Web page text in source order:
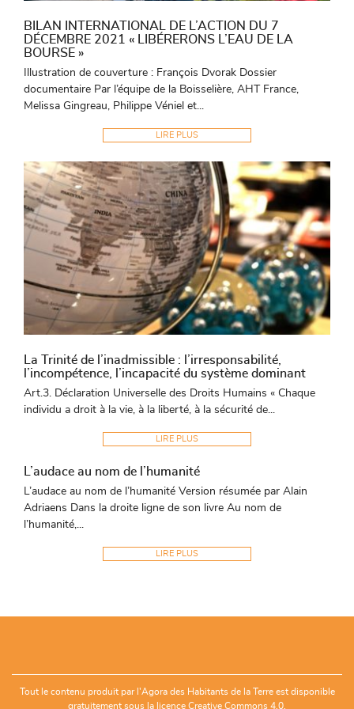
BILAN INTERNATIONAL DE L’ACTION DU 7
DÉCEMBRE 2021 « LIBÉRERONS L’EAU DE LA
BOURSE »
Illustration de couverture : François Dvorak Dossier
documentaire Par l’équipe de la Boisselière, AHT France,
Melissa Gingreau, Philippe Véniel et...
LIRE PLUS
La Trinité de l’inadmissible : l’irresponsabilité,
l’incompétence, l’incapacité du système dominant
Art.3. Déclaration Universelle des Droits Humains « Chaque
individu a droit à la vie, à la liberté, à la sécurité de...
LIRE PLUS
L’audace au nom de l’humanité
L’audace au nom de l’humanité Version résumée par Alain
Adriaens Dans la droite ligne de son livre Au nom de
l’humanité,...
LIRE PLUS
Tout le contenu produit par l'Agora des Habitants de la Terre est disponible
gratuitement sous la licence Creative Commons 4.0.